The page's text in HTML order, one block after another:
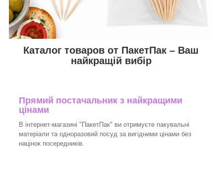
Каталог товаров от ПакетПак – Ваш
найкращій вибір
Прямий постачальник з найкращими
цінами
В інтернет-магазині "ПакетПак" ви отримуєте пакувальні
матеріали та одноразовий посуд за вигідними цінами без
націнок посередників.